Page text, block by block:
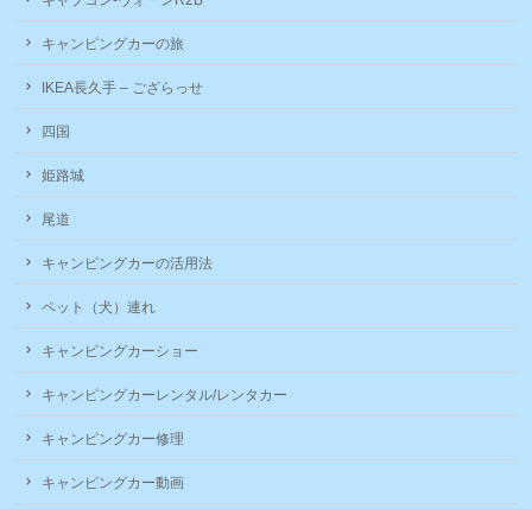
キャンピングカーの旅
IKEA長久手 – ござらっせ
四国
姫路城
尾道
キャンピングカーの活用法
ペット（犬）連れ
キャンピングカーショー
キャンピングカーレンタル/レンタカー
キャンピングカー修理
キャンピングカー動画